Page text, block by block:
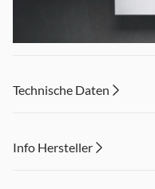
LG Soundbars passen
Technische Daten
Info Hersteller